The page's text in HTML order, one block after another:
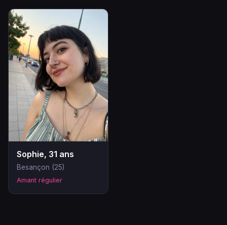
Sophie, 31 ans
Besançon (25)
Amant régulier